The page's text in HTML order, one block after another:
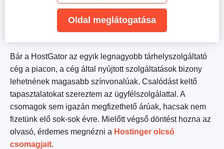
Bár a HostGator az egyik legnagyobb tárhelyszolgáltató
cég a piacon, a cég által nyújtott szolgáltatások bizony
lehetnének magasabb színvonalúak. Csalódást keltő
tapasztalatokat szereztem az ügyfélszolgálattal. A
csomagok sem igazán megfizethető árúak, hacsak nem
fizetünk elő sok-sok évre. Mielőtt végső döntést hozna az
olvasó, érdemes megnézni a Hostinger olcsó
csomagjait.
Oldal meglátogatása